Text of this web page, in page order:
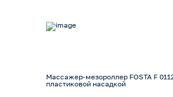
Массажер-мезороллер FOSTA F
пластиковой насадкой